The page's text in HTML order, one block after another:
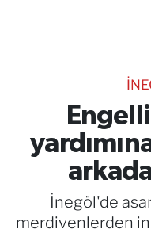
İnegöl'de
merdivenlerden
RESMİ İLANLAR
Gencsesfm